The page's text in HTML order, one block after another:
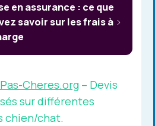
en assurance : ce que
savoir sur les frais à
Cheres.org – Devis
sur différentes
chien/chat.